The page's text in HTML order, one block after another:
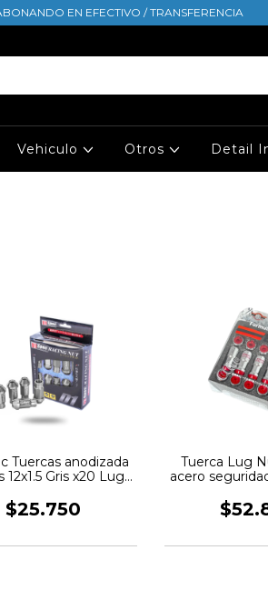
EN EFECTIVO / TRANSFERENCIA
Vehiculo Otros Detail
Tuercas anodizada
12x1.5 Gris x20 Lug
$25.750
Tuerca Lug
acero